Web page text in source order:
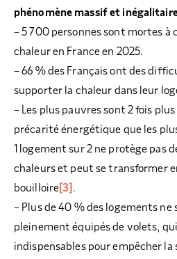
phénomène massif et
– 5 700 personnes sont mortes à
chaleur en France en 2025.
– 66 % des Français ont des
supporter la chaleur dans leur
– Les plus pauvres sont 2 fois
précarité énergétique que les
1 logement sur 2 ne protège pas
chaleurs et peut se transformer
bouilloire [3] .
– Plus de 40 % des logements ne
pleinement équipés de volets,
indispensables pour empêcher la